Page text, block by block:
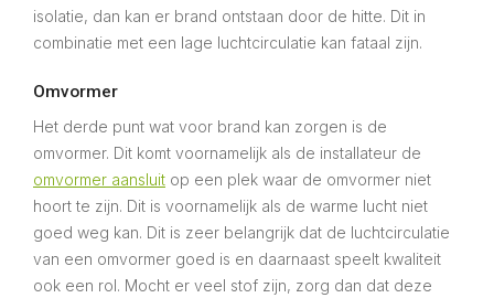
isolatie, dan kan er brand ontstaan door de hitte. Dit in
combinatie met een lage luchtcirculatie kan fataal zijn.
Omvormer
Het derde punt wat voor brand kan zorgen is de
omvormer. Dit komt voornamelijk als de installateur de
omvormer aansluit op een plek waar de omvormer niet
hoort te zijn. Dit is voornamelijk als de warme lucht niet
goed weg kan. Dit is zeer belangrijk dat de luchtcirculatie
van een omvormer goed is en daarnaast speelt kwaliteit
ook een rol. Mocht er veel stof zijn, zorg dan dat deze